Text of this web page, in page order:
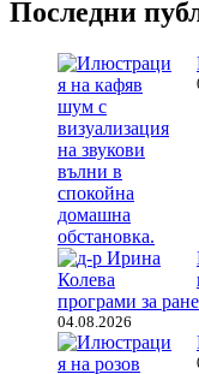
Последни
програми за
04.08.2026